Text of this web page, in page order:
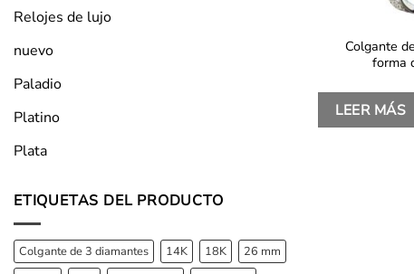
Relojes de lujo
nuevo
Paladio
Platino
Plata
ETIQUETAS DEL PRODUCTO
Colgante de 3 diamantes 14K 18K
26 mm
Colgante
forma
LEER MÁS